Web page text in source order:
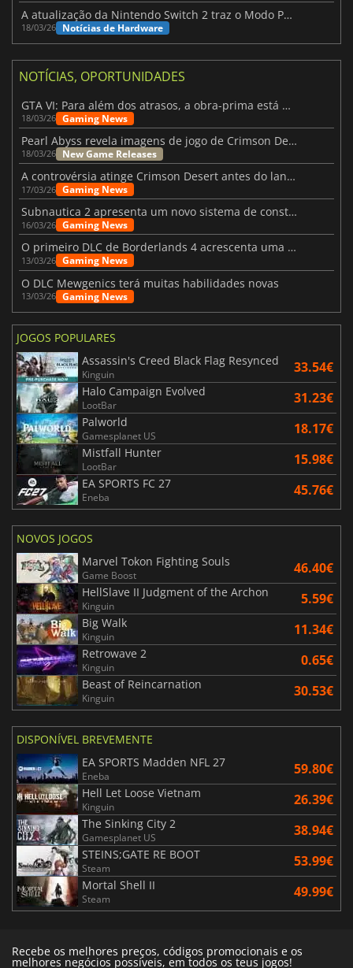
A atualização da Nintendo Switch 2 traz o Modo Portátil aos jogos mais antigos da Switch
18/03/26 Notícias de Hardware
NOTÍCIAS, OPORTUNIDADES
GTA VI: Para além dos atrasos, a obra-prima está quase a chegar
18/03/26 Gaming News
Pearl Abyss revela imagens de jogo de Crimson Desert para a PS5
18/03/26 New Game Releases
A controvérsia atinge Crimson Desert antes do lançamento
17/03/26 Gaming News
Subnautica 2 apresenta um novo sistema de construção de bases
16/03/26 Gaming News
O primeiro DLC de Borderlands 4 acrescenta uma nova personagem e muito mais
13/03/26 Gaming News
O DLC Mewgenics terá muitas habilidades novas
13/03/26 Gaming News
JOGOS POPULARES
Assassin's Creed Black Flag Resynced
Kinguin 33.54€
Halo Campaign Evolved
LootBar 31.23€
Palworld
Gamesplanet US 18.17€
Mistfall Hunter
LootBar 15.98€
EA SPORTS FC 27
Eneba 45.76€
NOVOS JOGOS
Marvel Tokon Fighting Souls
Game Boost 46.40€
HellSlave II Judgment of the Archon
Kinguin 5.59€
Big Walk
Kinguin 11.34€
Retrowave 2
Kinguin 0.65€
Beast of Reincarnation
Kinguin 30.53€
DISPONÍVEL BREVEMENTE
EA SPORTS Madden NFL 27
Eneba 59.80€
Hell Let Loose Vietnam
Kinguin 26.39€
The Sinking City 2
Gamesplanet US 38.94€
STEINS;GATE RE BOOT
Steam 53.99€
Mortal Shell II
Steam 49.99€
Recebe os melhores preços, códigos promocionais e os
melhores negócios possíveis, em todos os teus jogos!